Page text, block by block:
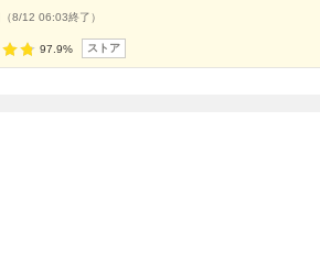
（8/12 06:03終了）
97.9% ストア